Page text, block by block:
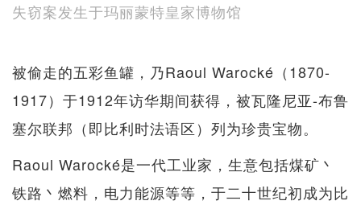
失窃案发生于玛丽蒙特皇家博物馆
被偷走的五彩鱼罐，乃Raoul Warocké（1870-
1917）于1912年访华期间获得，被瓦隆尼亚-布鲁
塞尔联邦（即比利时法语区）列为珍贵宝物。
Raoul Warocké是一代工业家，生意包括煤矿丶
铁路丶燃料，电力能源等等，于二十世纪初成为比